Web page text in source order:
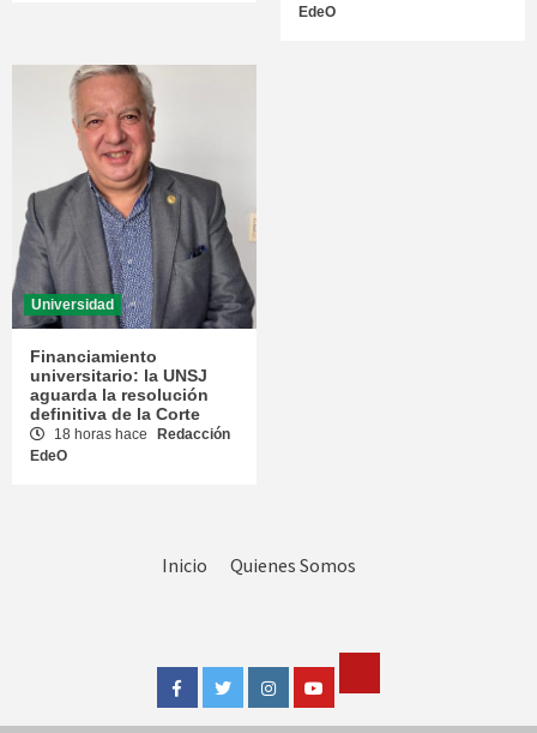
EdeO
Universidad
Financiamiento
universitario: la UNSJ
aguarda la resolución
definitiva de la Corte
18 horas hace
Redacción
EdeO
Inicio Quienes Somos
FacebookTwitterInstagramYoutube